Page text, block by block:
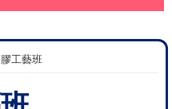
工藝班